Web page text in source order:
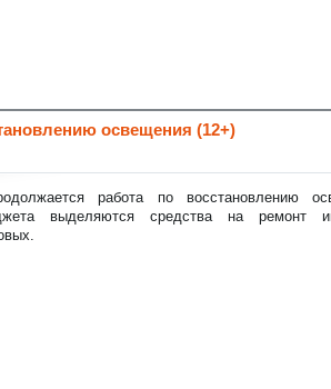
освещения (12+)
работа по восстановлению
выделяются средства на ремонт